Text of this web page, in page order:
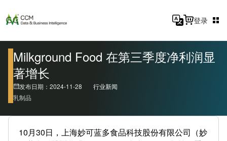
登录
Milkground Food 在第三季度净利润显
著增长
发布日期：2024-11-28
行业新闻
乳制品
10月30日，上海妙可蓝多食品科技股份有限公司（妙